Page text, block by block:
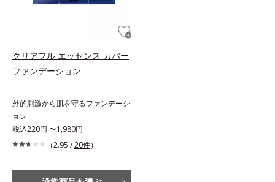
クリアフル エッセンス カバー
ファンデーション
外的刺激から肌を守るファンデーシ
ョン
税込220円 〜1,980円
（2.95 /20件）